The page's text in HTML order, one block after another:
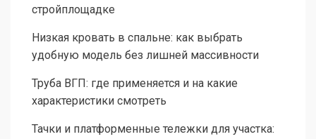
стройплощадке
Низкая кровать в спальне: как выбрать
удобную модель без лишней массивности
Труба ВГП: где применяется и на какие
характеристики смотреть
Тачки и платформенные тележки для участка: